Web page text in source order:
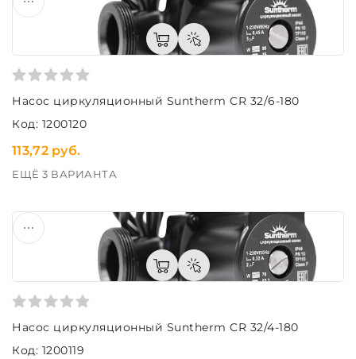
Насос циркуляционный Suntherm CR 32/6-180
Код: 1200120
113,72 руб.
ЕЩЁ 3 ВАРИАНТА
Насос циркуляционный Suntherm CR 32/4-180
Код: 1200119